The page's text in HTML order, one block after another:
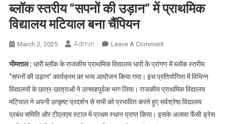
ब्लॉक स्तरीय “सपनों की उड़ान” में प्राथमिक
विद्यालय मटियाल बना चैंपियन
March 2, 2025 Admin Leave A CommentOn
स्तरीय
“सपनों
की
उड़ान”
में
भीमताल : धारी ब्लॉक के राजकीय प्राथमिक विद्यालय धारी के प्रांगण में ब्लॉक स्तरीय
“सपनों की उड़ान” कार्यक्रम का भव्य आयोजन किया गया। इस प्रतियोगिता में विभिन्न
विद्यालयों के छात्र-छात्राओं ने उत्साहपूर्वक भाग लिया। राजकीय प्राथमिक विद्यालय
मटियाल ने अपनी उत्कृष्ट प्रदर्शन से सभी को प्रभावित करते हुए सर्वश्रेष्ठ विद्यालय
प्रबंध समिति और टीएलएम स्टाल में प्रथम स्थान प्राप्त किया। इसके अलावा फैंसी ड्रेस